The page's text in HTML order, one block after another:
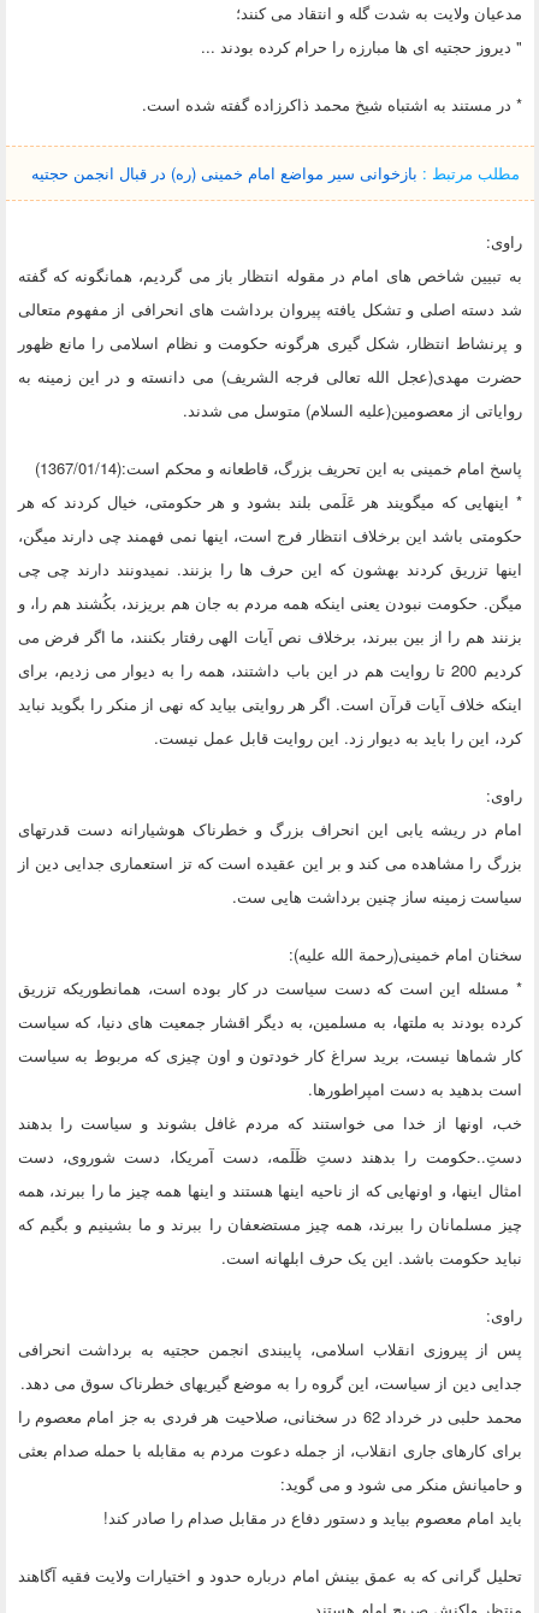
مدعیان ولایت به شدت گله و انتقاد می کنند؛
" دیروز حجتیه ای ها مبارزه را حرام کرده بودند ...
* در مستند به اشتباه شیخ محمد ذاکرزاده گفته شده است.
مطلب مرتبط : بازخوانی سیر مواضع امام خمینی (ره) در قبال انجمن حجتیه
راوی:
به تبیین شاخص های امام در مقوله انتظار باز می گردیم، همانگونه که گفته
شد دسته اصلی و تشکل یافته پیروان برداشت های انحرافی از مفهوم متعالی
و پرنشاط انتظار، شکل گیری هرگونه حکومت و نظام اسلامی را مانع ظهور
حضرت مهدی(عجل الله تعالی فرجه الشریف) می دانسته و در این زمینه به
روایاتی از معصومین(علیه السلام) متوسل می شدند.
پاسخ امام خمینی به این تحریف بزرگ، قاطعانه و محکم است:(1367/01/14)
* اینهایی که میگویند هر عَلَمی بلند بشود و هر حکومتی، خیال کردند که هر
حکومتی باشد این برخلاف انتظار فرج است، اینها نمی فهمند چی دارند میگن،
اینها تزریق کردند بهشون که این حرف ها را بزنند. نمیدونند دارند چی چی
میگن. حکومت نبودن یعنی اینکه همه مردم به جان هم بریزند، بکُشند هم را، و
بزنند هم را از بین ببرند، برخلاف نص آیات الهی رفتار بکنند، ما اگر فرض می
کردیم 200 تا روایت هم در این باب داشتند، همه را به دیوار می زدیم، برای
اینکه خلاف آیات قرآن است. اگر هر روایتی بیاید که نهی از منکر را بگوید نباید
کرد، این را باید به دیوار زد. این روایت قابل عمل نیست.
راوی:
امام در ریشه یابی این انحراف بزرگ و خطرناک هوشیارانه دست قدرتهای
بزرگ را مشاهده می کند و بر این عقیده است که تز استعماری جدایی دین از
سیاست زمینه ساز چنین برداشت هایی ست.
سخنان امام خمینی(رحمة الله علیه):
* مسئله این است که دست سیاست در کار بوده است، همانطوریکه تزریق
کرده بودند به ملتها، به مسلمین، به دیگر اقشار جمعیت های دنیا، که سیاست
کار شماها نیست، برید سراغ کار خودتون و اون چیزی که مربوط به سیاست
است بدهید به دست امپراطورها.
خب، اونها از خدا می خواستند که مردم غافل بشوند و سیاست را بدهند
دستِ..حکومت را بدهند دستِ ظَلَمه، دست آمریکا، دست شوروی، دست
امثال اینها، و اونهایی که از ناحیه اینها هستند و اینها همه چیز ما را ببرند، همه
چیز مسلمانان را ببرند، همه چیز مستضعفان را ببرند و ما بشینیم و بگیم که
نباید حکومت باشد. این یک حرف ابلهانه است.
راوی:
پس از پیروزی انقلاب اسلامی، پایبندی انجمن حجتیه به برداشت انحرافی
جدایی دین از سیاست، این گروه را به موضع گیریهای خطرناک سوق می دهد.
محمد حلبی در خرداد 62 در سخنانی، صلاحیت هر فردی به جز امام معصوم را
برای کارهای جاری انقلاب، از جمله دعوت مردم به مقابله با حمله صدام بعثی
و حامیانش منکر می شود و می گوید:
باید امام معصوم بیاید و دستور دفاع در مقابل صدام را صادر کند!
تحلیل گرانی که به عمق بینش امام درباره حدود و اختیارات ولایت فقیه آگاهند